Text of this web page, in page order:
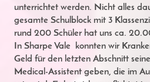
unterrichtet werden. Nicht alles
gesamte Schulblock mit 3
rund 200 Schüler hat uns ca.
In Sharpe Vale konnten wir
Geld für den letzten Abschnitt
Medical-Assistent geben, die im